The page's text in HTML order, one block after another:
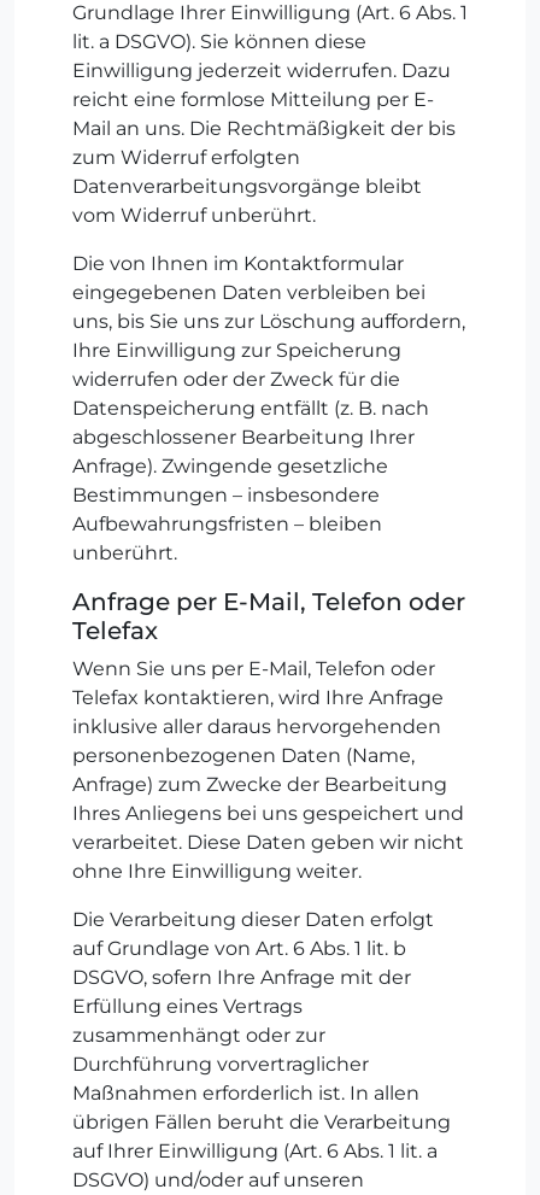
Grundlage Ihrer Einwilligung (Art. 6 Abs. 1
lit. a DSGVO). Sie können diese
Einwilligung jederzeit widerrufen. Dazu
reicht eine formlose Mitteilung per E-
Mail an uns. Die Rechtmäßigkeit der bis
zum Widerruf erfolgten
Datenverarbeitungsvorgänge bleibt
vom Widerruf unberührt.
Die von Ihnen im Kontaktformular
eingegebenen Daten verbleiben bei
uns, bis Sie uns zur Löschung auffordern,
Ihre Einwilligung zur Speicherung
widerrufen oder der Zweck für die
Datenspeicherung entfällt (z. B. nach
abgeschlossener Bearbeitung Ihrer
Anfrage). Zwingende gesetzliche
Bestimmungen – insbesondere
Aufbewahrungsfristen – bleiben
unberührt.
Anfrage per E-Mail, Telefon oder
Telefax
Wenn Sie uns per E-Mail, Telefon oder
Telefax kontaktieren, wird Ihre Anfrage
inklusive aller daraus hervorgehenden
personenbezogenen Daten (Name,
Anfrage) zum Zwecke der Bearbeitung
Ihres Anliegens bei uns gespeichert und
verarbeitet. Diese Daten geben wir nicht
ohne Ihre Einwilligung weiter.
Die Verarbeitung dieser Daten erfolgt
auf Grundlage von Art. 6 Abs. 1 lit. b
DSGVO, sofern Ihre Anfrage mit der
Erfüllung eines Vertrags
zusammenhängt oder zur
Durchführung vorvertraglicher
Maßnahmen erforderlich ist. In allen
übrigen Fällen beruht die Verarbeitung
auf Ihrer Einwilligung (Art. 6 Abs. 1 lit. a
DSGVO) und/oder auf unseren